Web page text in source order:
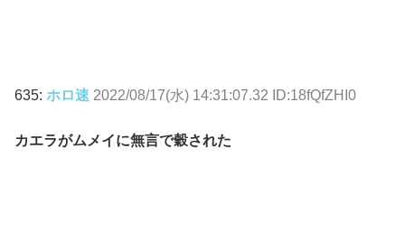
635: ホロ速 2022/08/17(水) 14:31:07.32 ID:18fQfZHI0
カエラがムメイに無言で穀された